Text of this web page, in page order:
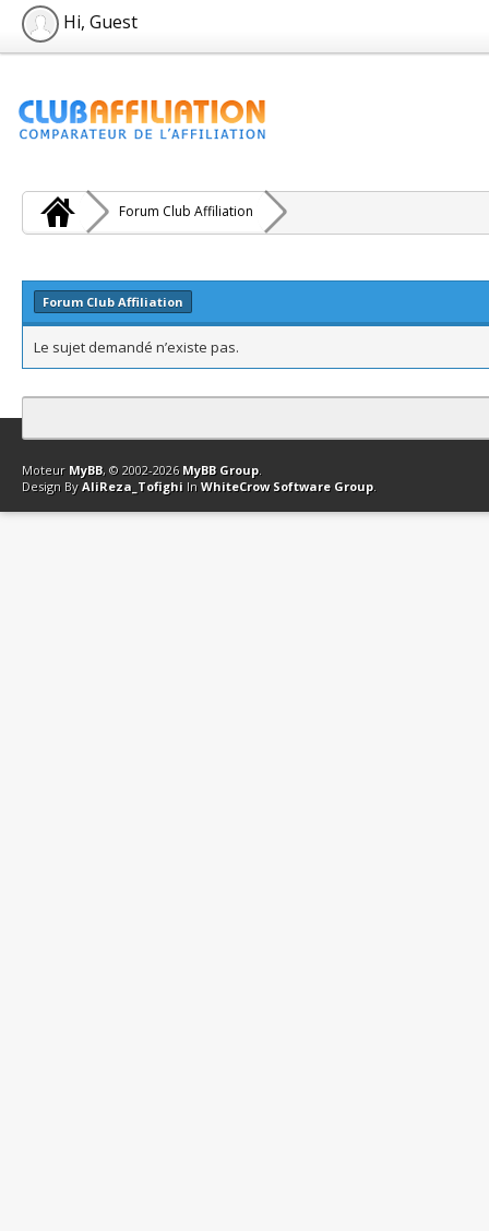
Hi, Guest
Forum Club Affiliation
Forum Club Affiliation
Le sujet demandé n’existe pas.
Contact Club Affiliation Retourner en haut Version bas-débit
Moteur MyBB, © 2002-2026 MyBB Group.
Design By AliReza_Tofighi In WhiteCrow Software Group.